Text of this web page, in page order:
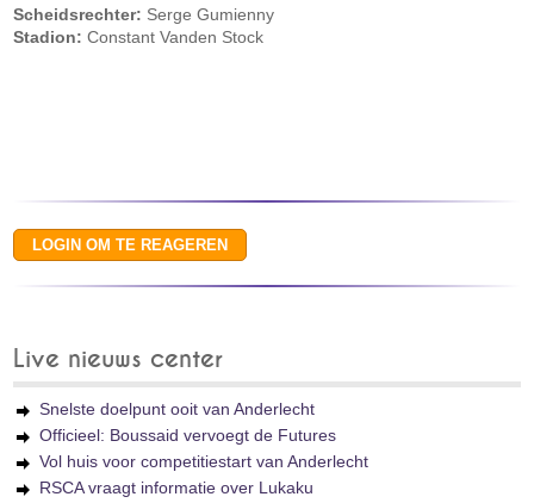
Scheidsrechter: Serge Gumienny
Stadion: Constant Vanden Stock
Live nieuws center
Snelste doelpunt ooit van Anderlecht
Officieel: Boussaid vervoegt de Futures
Vol huis voor competitiestart van Anderlecht
RSCA vraagt informatie over Lukaku